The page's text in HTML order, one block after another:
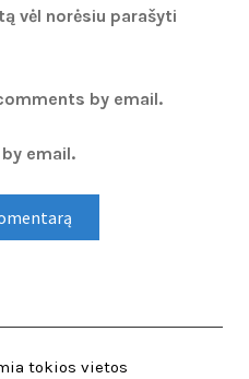
vėl norėsiu parašyti
by email.
email.
tokios vietos